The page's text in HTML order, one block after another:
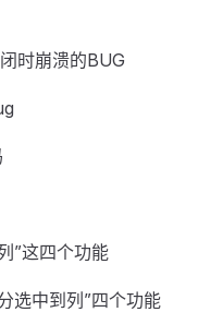
时崩溃的BUG
”这四个功能
选中到列”四个功能